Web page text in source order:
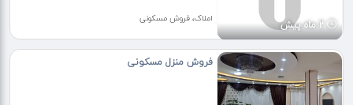
2 ماه پیش املاک، فروش مسکونی
فروش منزل مسکونی